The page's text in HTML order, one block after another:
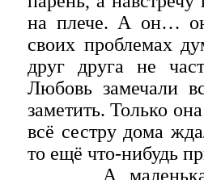
на плече. А он…
своих проблемах
друг друга не
Любовь замечали
заметить. Только
всё сестру дома
то ещё что-нибудь
А маленькая